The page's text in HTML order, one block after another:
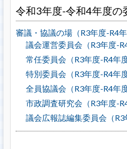
令和3年度-令和4年度の
審議・協議の場（R3年度-R4年
議会運営委員会（R3年度-
常任委員会（R3年度-R4年度
特別委員会（R3年度-R4年度
全員協議会（R3年度-R4年度
市政調査研究会（R3年度-
議会広報誌編集委員会（R3